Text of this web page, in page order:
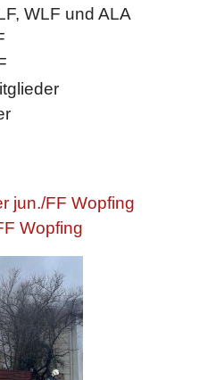
WLF und ALA
jun./FF Wopfing
Wopfing